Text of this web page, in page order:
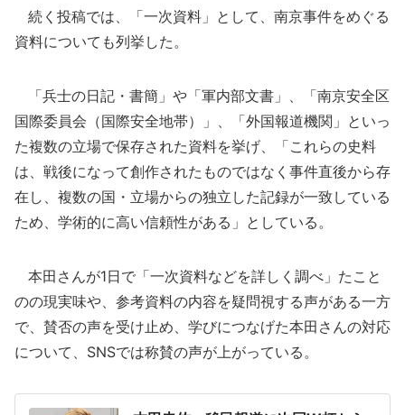
続く投稿では、「一次資料」として、南京事件をめぐる
資料についても列挙した。
「兵士の日記・書簡」や「軍内部文書」、「南京安全区
国際委員会（国際安全地帯）」、「外国報道機関」といっ
た複数の立場で保存された資料を挙げ、「これらの史料
は、戦後になって創作されたものではなく事件直後から存
在し、複数の国・立場からの独立した記録が一致している
ため、学術的に高い信頼性がある」としている。
本田さんが1日で「一次資料などを詳しく調べ」たこと
のの現実味や、参考資料の内容を疑問視する声がある一方
で、賛否の声を受け止め、学びにつなげた本田さんの対応
について、SNSでは称賛の声が上がっている。